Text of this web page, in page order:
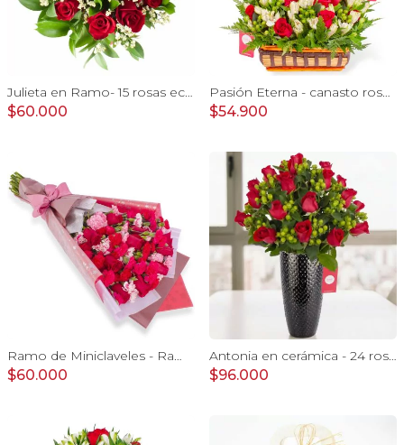
Julieta en Ramo- 15 rosas ecuatorianas rojo y limonium
$60.000
Pasión Eterna - canasto rosas rojo astromeia globo corazon
$54.900
Ramo de Miniclaveles - Ramo de flores extendido con miniclaveles y rosas rojas
$60.000
Antonia en cerámica - 24 rosas ecuatorianas rojo e hypericum
$96.000